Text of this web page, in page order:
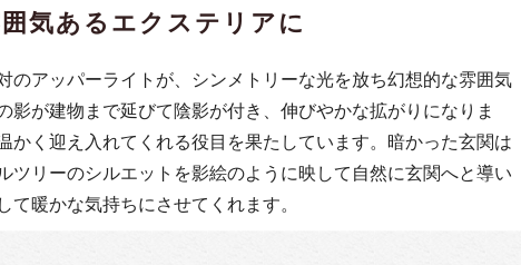
気あるエクステリアに
のアッパーライトが、シンメトリーな光を放ち幻想的な雰囲気
影が建物まで延びて陰影が付き、伸びやかな拡がりになりま
かく迎え入れてくれる役目を果たしています。暗かった玄関は
ツリーのシルエットを影絵のように映して自然に玄関へと導い
暖かな気持ちにさせてくれます。